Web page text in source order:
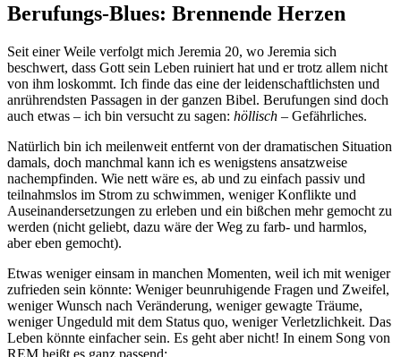
Berufungs-Blues: Brennende Herzen
Seit einer Weile verfolgt mich Jeremia 20, wo Jeremia sich
beschwert, dass Gott sein Leben ruiniert hat und er trotz allem nicht
von ihm loskommt. Ich finde das eine der leidenschaftlichsten und
anrührendsten Passagen in der ganzen Bibel. Berufungen sind doch
auch etwas – ich bin versucht zu sagen: höllisch – Gefährliches.
Natürlich bin ich meilenweit entfernt von der dramatischen Situation
damals, doch manchmal kann ich es wenigstens ansatzweise
nachempfinden. Wie nett wäre es, ab und zu einfach passiv und
teilnahmslos im Strom zu schwimmen, weniger Konflikte und
Auseinandersetzungen zu erleben und ein bißchen mehr gemocht zu
werden (nicht geliebt, dazu wäre der Weg zu farb- und harmlos,
aber eben gemocht).
Etwas weniger einsam in manchen Momenten, weil ich mit weniger
zufrieden sein könnte: Weniger beunruhigende Fragen und Zweifel,
weniger Wunsch nach Veränderung, weniger gewagte Träume,
weniger Ungeduld mit dem Status quo, weniger Verletzlichkeit. Das
Leben könnte einfacher sein. Es geht aber nicht! In einem Song von
REM heißt es ganz passend: